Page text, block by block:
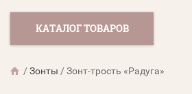
КАТАЛОГ ТОВАРОВ
/Зонты /Зонт-трость «Радуга»